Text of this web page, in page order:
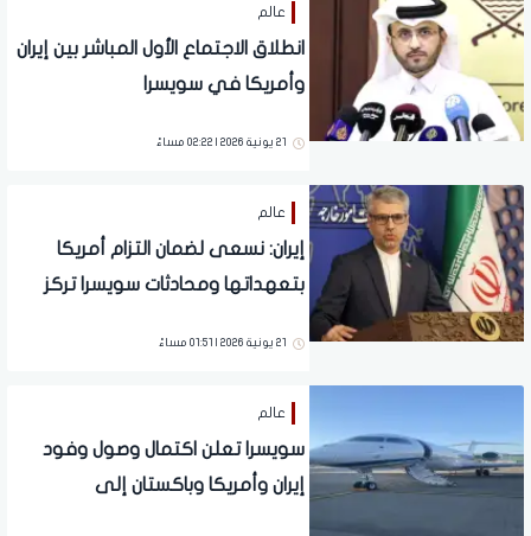
عالم
انطلاق الاجتماع الأول المباشر بين إيران
وأمريكا في سويسرا
21 يونية 2026 | 02:22 مساءً
عالم
إيران: نسعى لضمان التزام أمريكا
بتعهداتها ومحادثات سويسرا تركز
21 يونية 2026 | 01:51 مساءً
عالم
سويسرا تعلن اكتمال وصول وفود
إيران وأمريكا وباكستان إلى